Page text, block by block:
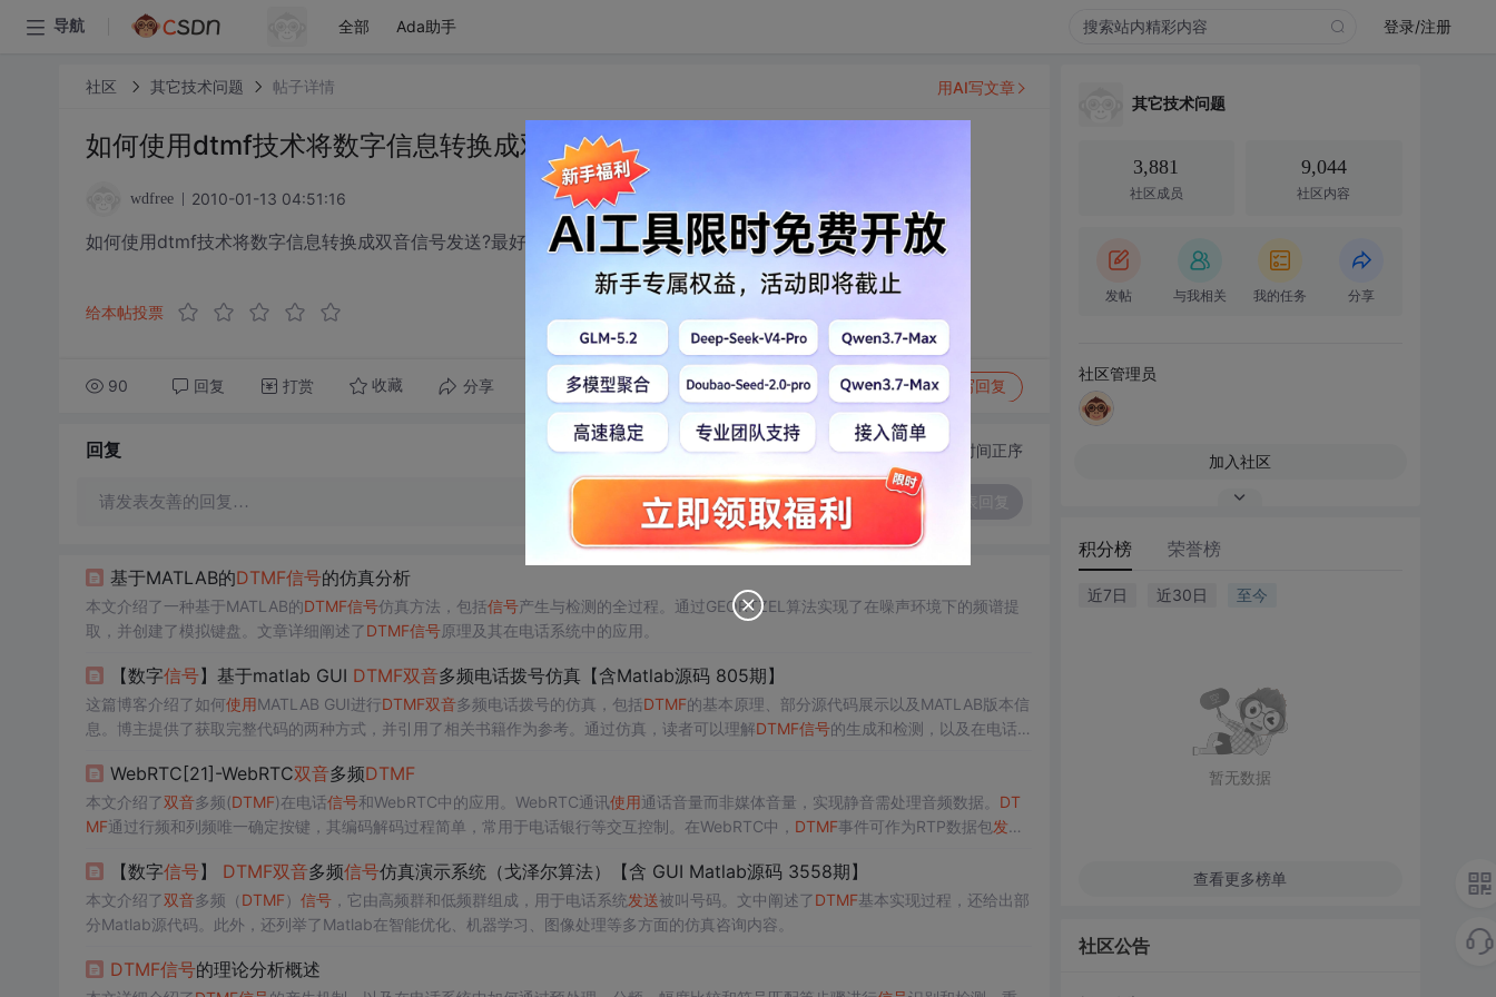
导航 全部 Ada助手 登录/注册
社区 其它技术问题 帖子详情
如何使用dtmf技术将数字信息转换成双音信号发送?
wdfree 2010-01-13 04:51:16
如何使用dtmf技术将数字信息转换成双音信号发送?最好有vc程序实现
给本帖投票
90 回复 打赏 收藏 分享 转发到动态 举报 写回复
用AI写文章
回复 切换为时间正序
请发表友善的回复…
基于MATLAB的DTMF信号的仿真分析
本文介绍了一种基于MATLAB的DTMF信号仿真方法，包括信号产生与检测的全过程。通过GEORTZEL算法实现了在噪声环境下的频谱提
取，并创建了模拟键盘。文章详细阐述了DTMF信号原理及其在电话系统中的应用。
【数字信号】基于matlab GUI DTMF双音多频电话拨号仿真【含Matlab源码 805期】
这篇博客介绍了如何使用MATLAB GUI进行DTMF双音多频电话拨号的仿真，包括DTMF的基本原理、部分源代码展示以及MATLAB版本信
息。博主提供了获取完整代码的两种方式，并引用了相关书籍作为参考。通过仿真，读者可以理解DTMF信号的生成和检测，以及在电话
WebRTC[21]-WebRTC双音多频DTMF
本文介绍了双音多频(DTMF)在电话信号和WebRTC中的应用。WebRTC通讯使用通话音量而非媒体音量，实现静音需处理音频数据。 DT
MF通过行频和列频唯一确定按键，其编码解码过程简单，常用于电话银行等交互控制。在WebRTC中， DTMF事件可作为RTP数据包发送
【数字信号】 DTMF双音多频信号仿真演示系统（戈泽尔算法）【含 GUI Matlab源码 3558期】
本文介绍了双音多频（ DTMF） 信号，它由高频群和低频群组成，用于电话系统发送被叫号码。文中阐述了DTMF基本实现过程，还给出部
分Matlab源代码。此外，还列举了Matlab在智能优化、机器学习、图像处理等多方面的仿真咨询内容。
DTMF信号的理论分析概述
其它技术问题
3,881
社区成员
9,044
社区内容
发帖 与我相关 我的任务 分享
社区管理员
加入社区
积分榜 荣誉榜
近7日 近30日 至今
暂无数据
查看更多榜单
社区公告